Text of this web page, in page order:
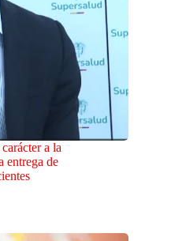
a la
entrega de